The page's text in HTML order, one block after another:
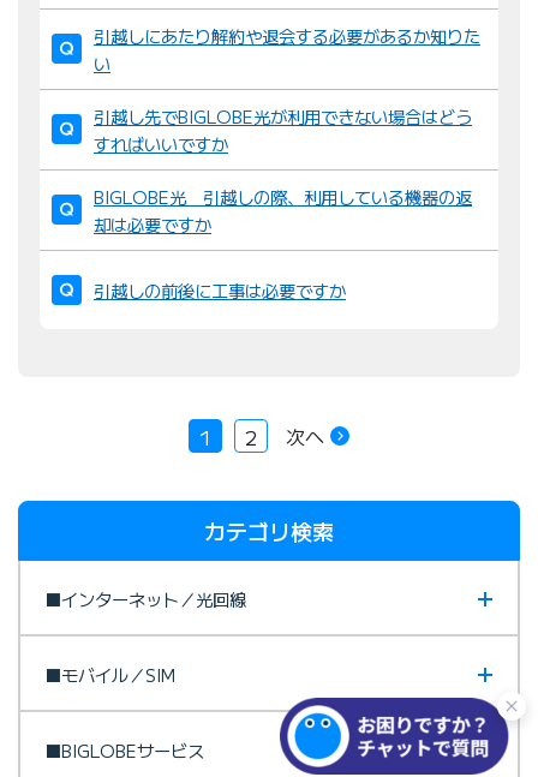
引越しにあたり解約や退会する必要があるか知りた
い
引越し先でBIGLOBE光が利用できない場合はどう
すればいいですか
BIGLOBE光 引越しの際、利用している機器の返
却は必要ですか
引越しの前後に工事は必要ですか
1 2 次へ
カテゴリ検索
■インターネット／光回線
■モバイル／SIM
■BIGLOBEサービス